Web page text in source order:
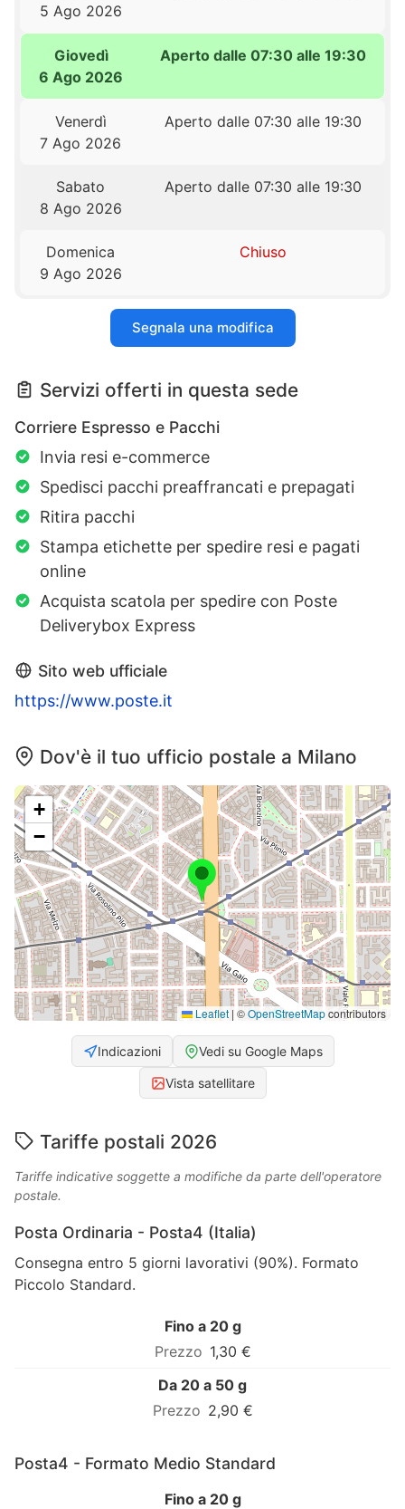
5 Ago 2026
Giovedì
6 Ago 2026
Aperto dalle 07:30 alle 19:30
Venerdì
7 Ago 2026
Aperto dalle 07:30 alle 19:30
Sabato
8 Ago 2026
Aperto dalle 07:30 alle 19:30
Domenica
9 Ago 2026
Chiuso
Segnala una modifica
Servizi offerti in questa sede
Corriere Espresso e Pacchi
Invia resi e-commerce
Spedisci pacchi preaffrancati e prepagati
Ritira pacchi
Stampa etichette per spedire resi e pagati
online
Acquista scatola per spedire con Poste
Deliverybox Express
Sito web ufficiale
https://www.poste.it
Dov'è il tuo ufficio postale a Milano
+
−
Leaflet | ©OpenStreetMapcontributors
Indicazioni Vedi su Google Maps
Vista satellitare
Tariffe postali 2026
Tariffe indicative soggette a modifiche da parte dell'operatore
postale.
Posta Ordinaria - Posta4 (Italia)
Consegna entro 5 giorni lavorativi (90%). Formato
Piccolo Standard.
Fino a 20 g
1,30 €
Da 20 a 50 g
2,90 €
Posta4 - Formato Medio Standard
Fino a 20 g